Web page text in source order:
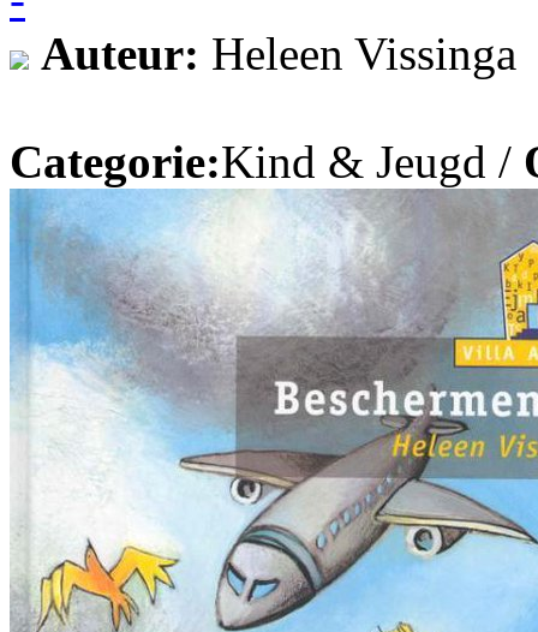
Auteur: Heleen Vissinga
Categorie:Kind & Jeugd /